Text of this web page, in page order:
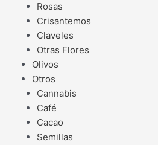
Rosas
Crisantemos
Claveles
Otras Flores
Olivos
Otros
Cannabis
Café
Cacao
Semillas